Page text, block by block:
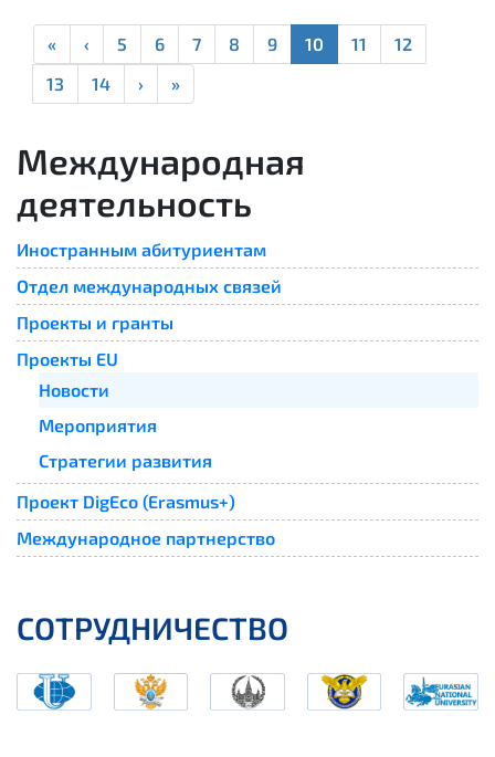
« ‹ 5 6 7 8 9 10 11
12
13
14 › »
Международная
деятельность
Иностранным абитуриентам
Отдел международных связей
Проекты и гранты
Проекты EU
Новости
Мероприятия
Стратегии развития
Проект DigEco (Erasmus+)
Международное партнерство
СОТРУДНИЧЕСТВО